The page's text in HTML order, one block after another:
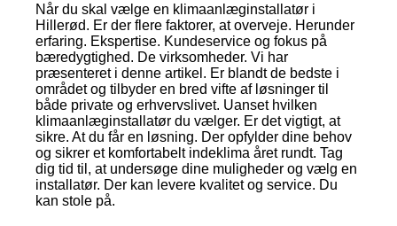
Når du skal vælge en klimaanlæginstallatør i
Hillerød. Er der flere faktorer, at overveje. Herunder
erfaring. Ekspertise. Kundeservice og fokus på
bæredygtighed. De virksomheder. Vi har
præsenteret i denne artikel. Er blandt de bedste i
området og tilbyder en bred vifte af løsninger til
både private og erhvervslivet. Uanset hvilken
klimaanlæginstallatør du vælger. Er det vigtigt, at
sikre. At du får en løsning. Der opfylder dine behov
og sikrer et komfortabelt indeklima året rundt. Tag
dig tid til, at undersøge dine muligheder og vælg en
installatør. Der kan levere kvalitet og service. Du
kan stole på.